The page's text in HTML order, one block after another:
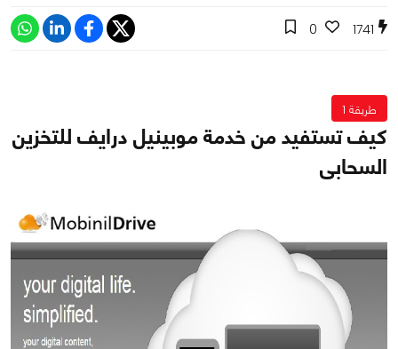
1741
0
طريقة 1
كيف تستفيد من خدمة موبينيل درايف للتخزين
السحابى